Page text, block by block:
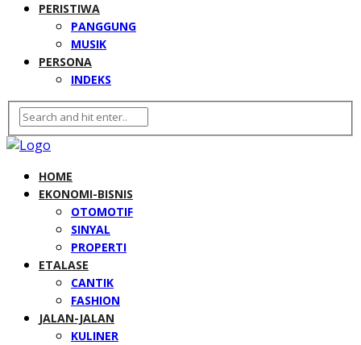
PERISTIWA
PANGGUNG
MUSIK
PERSONA
INDEKS
HOME
EKONOMI-BISNIS
OTOMOTIF
SINYAL
PROPERTI
ETALASE
CANTIK
FASHION
JALAN-JALAN
KULINER